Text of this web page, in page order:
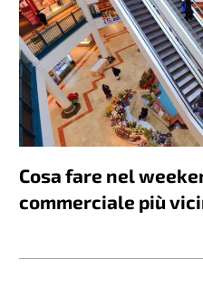
Cosa fare nel
commerciale più